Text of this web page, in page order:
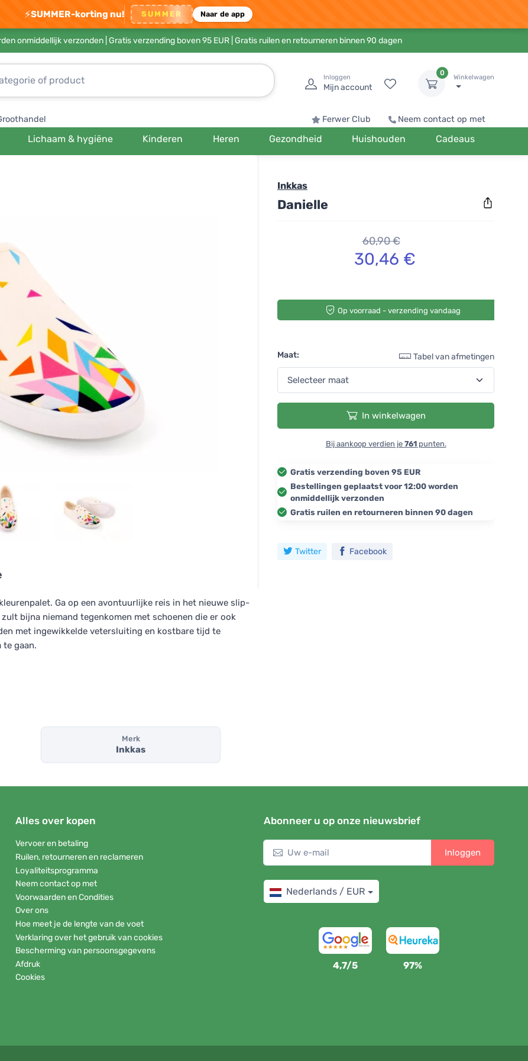
⚡SUMMER-korting nu! SUMMER Naar de app
onmiddellijk verzonden | Gratis verzending boven 95 EUR| Gratis ruilen en retourneren binnen 90 dagen
Inloggen
Mijn account
0
Winkelwagen
Ferwer Club Neem contact op met
Lichaam & hygiëne Kinderen Heren Gezondheid Huishouden Cadeaus
Ga op een avontuurlijke reis in het nieuwe slip-
bijna niemand tegenkomen met schoenen die er ook
met ingewikkelde vetersluiting en kostbare tijd te
te gaan.
Inkkas
Danielle
60,90 €
30,46 €
Op voorraad - verzending vandaag
Maat: Tabel van afmetingen
In winkelwagen
Bij aankoop verdien je 761punten.
Gratis verzending boven 95 EUR
Bestellingen geplaatst voor 12:00 worden
onmiddellijk verzonden
Gratis ruilen en retourneren binnen 90 dagen
Twitter Facebook
Merk
Inkkas
Alles over kopen
Vervoer en betaling
Ruilen, retourneren en reclameren
Loyaliteitsprogramma
Neem contact op met
Voorwaarden en Condities
Over ons
Hoe meet je de lengte van de voet
Verklaring over het gebruik van cookies
Bescherming van persoonsgegevens
Afdruk
Cookies
Abonneer u op onze nieuwsbrief
Inloggen
Nederlands / EUR
4,7/5 97%